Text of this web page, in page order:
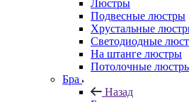
Люстры
Подвесные люстры
Хрустальные
Светодиодные
На штанге люстры
Потолочные
Бра
Назад